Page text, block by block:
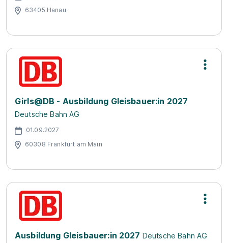
63405 Hanau
Girls@DB - Ausbildung Gleisbauer:in 2027
Deutsche Bahn AG
01.09.2027
60308 Frankfurt am Main
Ausbildung Gleisbauer:in 2027 Deutsche Bahn AG